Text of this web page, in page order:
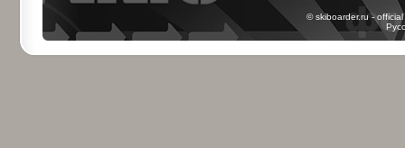
© skiboarder.ru -